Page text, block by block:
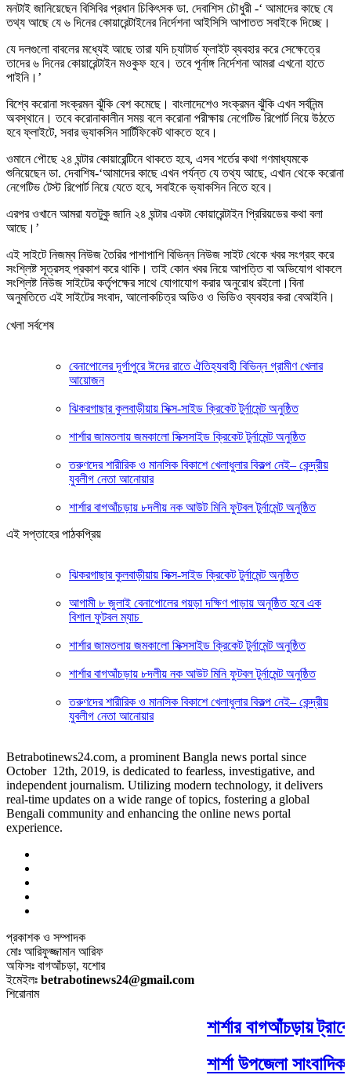
মনটাই জানিয়েছেন বিসিবির প্রধান চিকিৎসক ডা. দেবাশিস চৌধুরী -‘ আমাদের কাছে যে
তথ্য আছে যে ৬ দিনের কোয়ারেন্টাইনের নির্দেশনা আইসিসি আপাতত সবাইকে দিচ্ছে।
যে দলগুলো বাবলের মধ্যেই আছে তারা যদি চ্যাটার্ড ফ্লাইট ব্যবহার করে সেক্ষেত্রে
তাদের ৬ দিনের কোয়ারেন্টাইন মওকুফ হবে। তবে পূর্নাঙ্গ নির্দেশনা আমরা এখনো হাতে
পাইনি।’
বিশ্বে করোনা সংক্রমন ঝুঁকি বেশ কমেছে। বাংলাদেশেও সংক্রমন ঝুঁকি এখন সর্বনিন্ম
অবস্থানে। তবে করোনাকালীন সময় বলে করোনা পরীক্ষায় নেগেটিভ রিপোর্ট নিয়ে উঠতে
হবে ফ্লাইটে, সবার ভ্যাকসিন সার্টিফিকেট থাকতে হবে।
ওমানে পৌছে ২৪ ঘন্টার কোয়ারেন্টিনে থাকতে হবে, এসব শর্তের কথা গণমাধ্যমকে
শুনিয়েছেন ডা. দেবাশিষ-‘আমাদের কাছে এখন পর্যন্ত যে তথ্য আছে, এখান থেকে করোনা
নেগেটিভ টেস্ট রিপোর্ট নিয়ে যেতে হবে, সবাইকে ভ্যাকসিন নিতে হবে।
এরপর ওখানে আমরা যতটুকু জানি ২৪ ঘন্টার একটা কোয়ারেন্টাইন প্রিরিয়ডের কথা বলা
আছে।’
এই সাইটে নিজম্ব নিউজ তৈরির পাশাপাশি বিভিন্ন নিউজ সাইট থেকে খবর সংগ্রহ করে
সংশ্লিষ্ট সূত্রসহ প্রকাশ করে থাকি। তাই কোন খবর নিয়ে আপত্তি বা অভিযোগ থাকলে
সংশ্লিষ্ট নিউজ সাইটের কর্তৃপক্ষের সাথে যোগাযোগ করার অনুরোধ রইলো।বিনা
অনুমতিতে এই সাইটের সংবাদ, আলোকচিত্র অডিও ও ভিডিও ব্যবহার করা বেআইনি।
খেলা সর্বশেষ
বেনাপোলের দূর্গাপুরে ঈদের রাতে ঐতিহ্যবাহী বিভিন্ন গ্রামীণ খেলার
আয়োজন
ঝিকরগাছার কুলবাড়ীয়ায় সিক্স-সাইড ক্রিকেট টুর্নামেন্ট অনুষ্ঠিত
শার্শার জামতলায় জমকালো সিক্সসাইড ক্রিকেট টুর্নামেন্ট অনুষ্ঠিত
তরুণদের শারীরিক ও মানসিক বিকাশে খেলাধুলার বিকল্প নেই– কেন্দ্রীয়
যুবলীগ নেতা আনোয়ার
শার্শার বাগআঁচড়ায় ৮দলীয় নক আউট মিনি ফুটবল টুর্নামেন্ট অনুষ্ঠিত
এই সপ্তাহের পাঠকপ্রিয়
ঝিকরগাছার কুলবাড়ীয়ায় সিক্স-সাইড ক্রিকেট টুর্নামেন্ট অনুষ্ঠিত
আগামী ৮ জুলাই বেনাপোলের গয়ড়া দক্ষিণ পাড়ায় অনুষ্ঠিত হবে এক
বিশাল ফুটবল ম্যাচ
শার্শার জামতলায় জমকালো সিক্সসাইড ক্রিকেট টুর্নামেন্ট অনুষ্ঠিত
শার্শার বাগআঁচড়ায় ৮দলীয় নক আউট মিনি ফুটবল টুর্নামেন্ট অনুষ্ঠিত
তরুণদের শারীরিক ও মানসিক বিকাশে খেলাধুলার বিকল্প নেই– কেন্দ্রীয়
যুবলীগ নেতা আনোয়ার
Betrabotinews24.com, a prominent Bangla news portal since
October 12th, 2019, is dedicated to fearless, investigative, and
independent journalism. Utilizing modern technology, it delivers
real-time updates on a wide range of topics, fostering a global
Bengali community and enhancing the online news portal
experience.
প্রকাশক ও সম্পাদক
মোঃ আরিফুজ্জামান আরিফ
অফিসঃ বাগআঁচড়া, যশোর
ইমেইলঃ betrabotinews24@gmail.com
শিরোনাম
শার্শার বাগআঁচড়ায়
শার্শা উপজেলা